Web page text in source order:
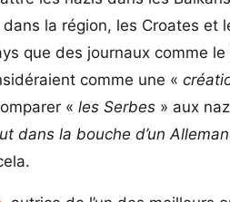
la région, les Croates
que des journaux comme le
comme une «
«les Serbes » aux
dans la bouche d’un